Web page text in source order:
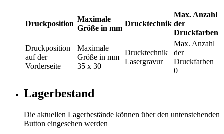
Druckposition
Maximale
Größe in mm
Drucktechnik
Max. Anzahl
der
Druckfarben
Druckposition
auf der
Vorderseite
Maximale
Größe in mm
35 x 30
Drucktechnik
Lasergravur
Max. Anzahl
der
Druckfarben
0
Lagerbestand
Die aktuellen Lagerbestände können über den untenstehenden
Button eingesehen werden